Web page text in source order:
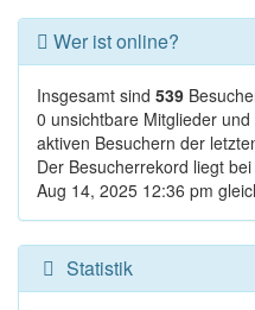
Wer ist online?
Insgesamt sind 539
0 unsichtbare Mitglieder
aktiven Besuchern der
Der Besucherrekord liegt bei
Aug 14, 2025 12:36 pm
Statistik